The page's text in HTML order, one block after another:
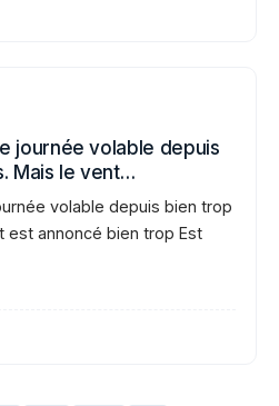
journée volable depuis
Mais le vent…
volable depuis bien trop
est annoncé bien trop Est